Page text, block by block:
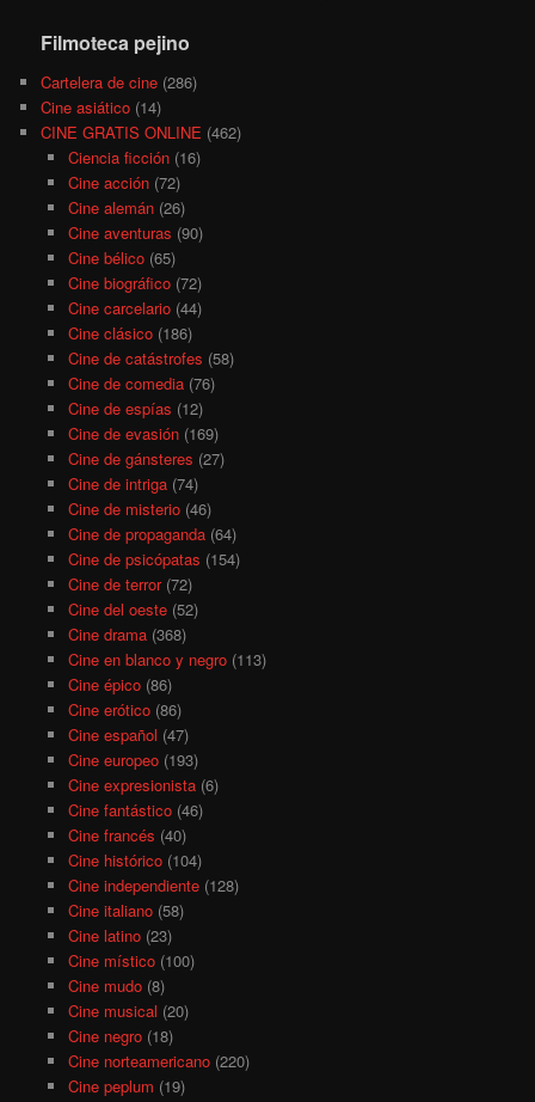
Filmoteca pejino
Cartelera de cine (286)
Cine asiático (14)
CINE GRATIS ONLINE (462)
Ciencia ficción(16)
Cine acción(72)
Cine alemán(26)
Cine aventuras (90)
Cine bélico(65)
Cine biográfico(72)
Cine carcelario(44)
Cine clásico(186)
Cine de catástrofes (58)
Cine de comedia(76)
Cine de espías (12)
Cine de evasión(169)
Cine de gánsteres (27)
Cine de intriga(74)
Cine de misterio(46)
Cine de propaganda(64)
Cine de psicópatas (154)
Cine de terror(72)
Cine del oeste(52)
Cine drama(368)
Cine en blanco y negro(113)
Cine épico(86)
Cine erótico(86)
Cine español (47)
Cine europeo(193)
Cine expresionista(6)
Cine fantástico(46)
Cine francés (40)
Cine histórico(104)
Cine independiente(128)
Cine italiano(58)
Cine latino(23)
Cine místico(100)
Cine mudo(8)
Cine musical (20)
Cine negro(18)
Cine norteamericano(220)
Cine peplum (19)